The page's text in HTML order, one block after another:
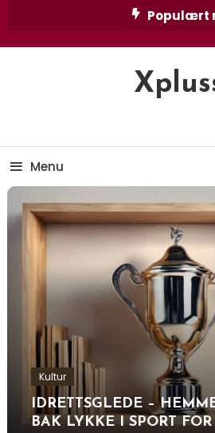
Populært
Menu
Kultur
IDRETTSGLEDE –
BAK LYKKE I SPORT